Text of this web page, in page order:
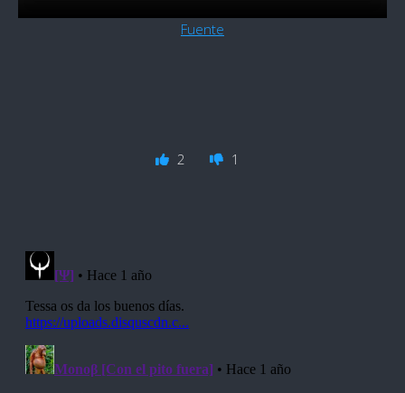
Fuente
2 1